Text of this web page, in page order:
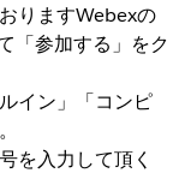
りますWebexの
「参加する」をク
イン」「コンピ
を入力して頂く